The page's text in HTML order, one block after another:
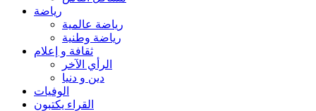
رياضة
رياضة عالمية
رياضة وطنية
ثقافة و إعلام
الرأي الآخر
دين و دنيا
الوفيات
القراء يكتبون